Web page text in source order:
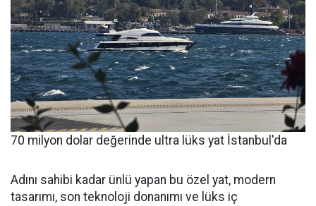
70 milyon dolar değerinde ultra lüks yat İstanbul'da
Adını sahibi kadar ünlü yapan bu özel yat, modern
tasarımı, son teknoloji donanımı ve lüks iç